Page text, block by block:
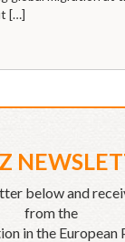
[…]
below and
from the
in the European